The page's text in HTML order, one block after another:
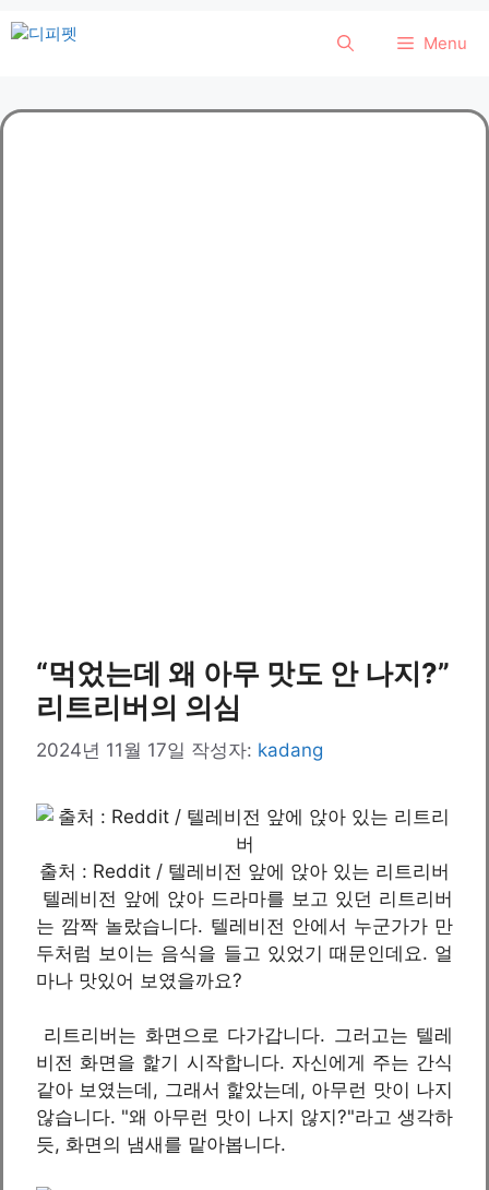
컨
로
건
Menu
“먹었는데 왜 아무 맛도 안 나지?”
리트리버의 의심
2024년 11월 17일 작성자: kadang
출처 : Reddit / 텔레비전 앞에 앉아 있는 리트리버
텔레비전 앞에 앉아 드라마를 보고 있던 리트리버
는 깜짝 놀랐습니다. 텔레비전 안에서 누군가가 만
두처럼 보이는 음식을 들고 있었기 때문인데요. 얼
마나 맛있어 보였을까요?
리트리버는 화면으로 다가갑니다. 그러고는 텔레
비전 화면을 핥기 시작합니다. 자신에게 주는 간식
같아 보였는데, 그래서 핥았는데, 아무런 맛이 나지
않습니다. "왜 아무런 맛이 나지 않지?"라고 생각하
듯, 화면의 냄새를 맡아봅니다.